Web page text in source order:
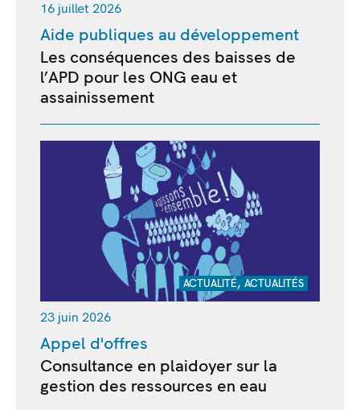
16 juillet 2026
Aide publiques au développement
Les conséquences des baisses de
l’APD pour les ONG eau et
assainissement
ACTUALITÉ, ACTUALITÉS
23 juin 2026
Appel d'offres
Consultance en plaidoyer sur la
gestion des ressources en eau